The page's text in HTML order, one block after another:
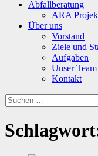
Abfallberatung
ARA
Über uns
Vorstand
Ziele und
Aufgaben
Unser Team
Kontakt
Suchen
nach: